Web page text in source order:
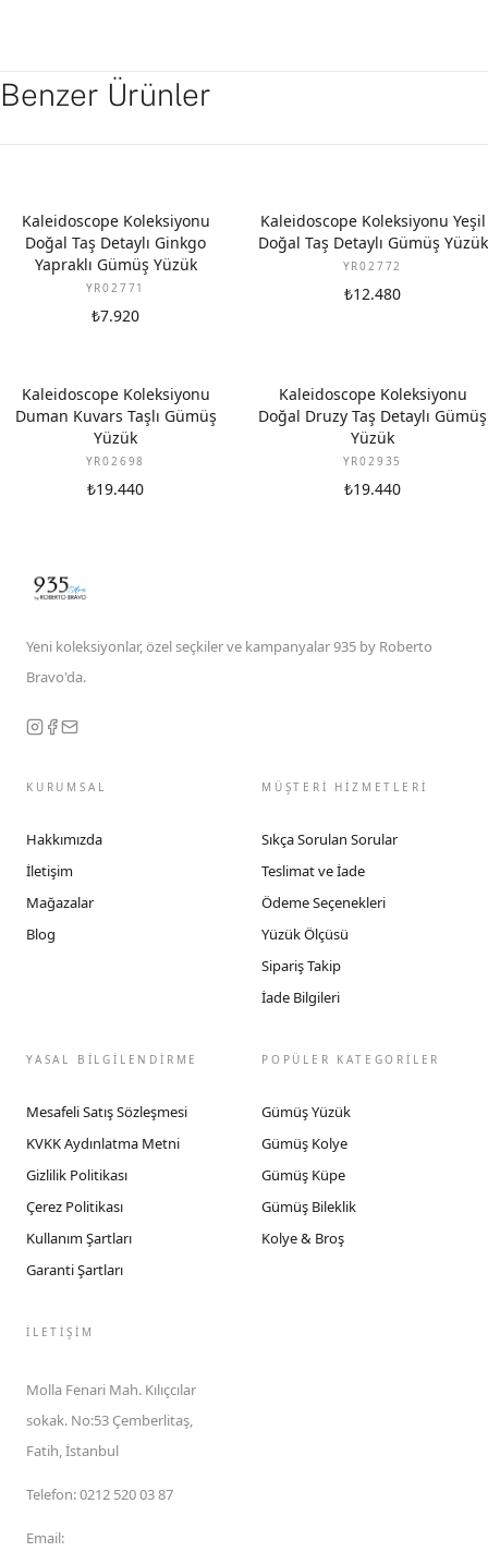
Benzer Ürünler
Kaleidoscope Koleksiyonu
Doğal Taş Detaylı Ginkgo
Yapraklı Gümüş Yüzük
YR02771
₺7.920
Kaleidoscope Koleksiyonu Yeşil
Doğal Taş Detaylı Gümüş Yüzük
YR02772
₺12.480
Kaleidoscope Koleksiyonu
Duman Kuvars Taşlı Gümüş
Yüzük
YR02698
₺19.440
Kaleidoscope Koleksiyonu
Doğal Druzy Taş Detaylı Gümüş
Yüzük
YR02935
₺19.440
Yeni koleksiyonlar, özel seçkiler ve kampanyalar 935 by Roberto
Bravo'da.
KURUMSAL
Hakkımızda
İletişim
Mağazalar
Blog
MÜŞTERİ HİZMETLERİ
Sıkça Sorulan Sorular
Teslimat ve İade
Ödeme Seçenekleri
Yüzük Ölçüsü
Sipariş Takip
İade Bilgileri
YASAL BİLGİLENDİRME
Mesafeli Satış Sözleşmesi
KVKK Aydınlatma Metni
Gizlilik Politikası
Çerez Politikası
Kullanım Şartları
Garanti Şartları
POPÜLER KATEGORİLER
Gümüş Yüzük
Gümüş Kolye
Gümüş Küpe
Gümüş Bileklik
Kolye & Broş
İLETIŞIM
Molla Fenari Mah. Kılıçcılar
sokak. No:53 Çemberlitaş,
Fatih, İstanbul
Telefon:0212 520 03 87
Email: